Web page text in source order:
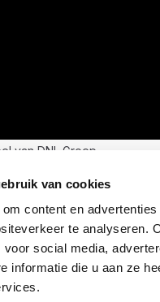
van cookies
content en
te analyseren.
social media,
informatie die u aan ze
van DNL Groep